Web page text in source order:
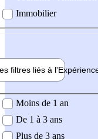
Immobilier
filtres liés à l'
demandée
Moins de 1 an
De 1 à 3 ans
Plus de 3 ans